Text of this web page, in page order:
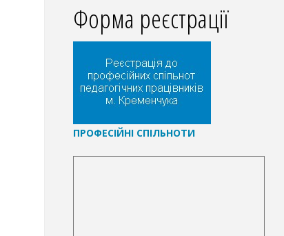
Форма реєстрації
ПРОФЕСІЙНІ СПІЛЬНОТИ